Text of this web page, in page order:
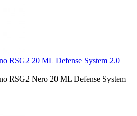
RSG2 20 ML Defense System 2.0
RSG2 Nero 20 ML Defense System